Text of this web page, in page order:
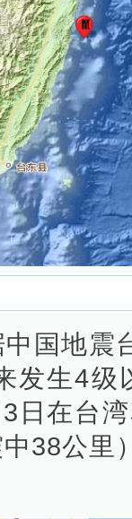
中国地震
发生4级
日在台
38公里